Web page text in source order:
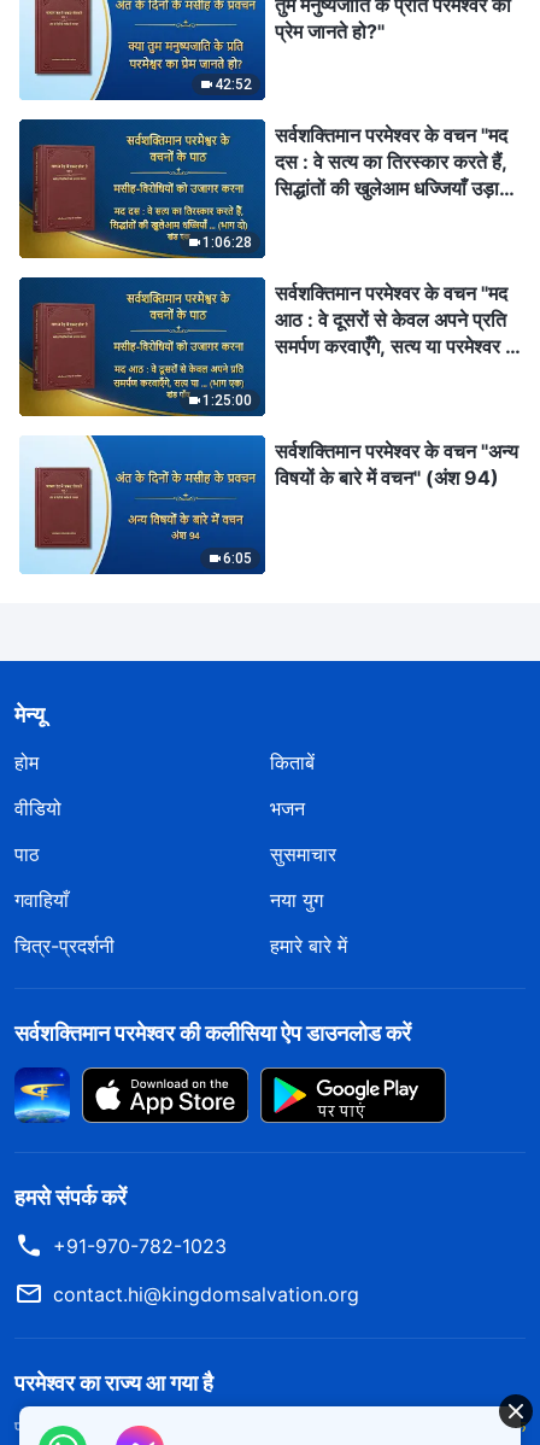
42:52
प्रेम जानते हो?"
1:06:28
सर्वशक्तिमान परमेश्वर के वचन "मद
दस : वे सत्य का तिरस्कार करते हैं,
सिद्धांतों की खुलेआम धज्जियाँ उड़ाते
1:25:00
सर्वशक्तिमान परमेश्वर के वचन "मद
आठ : वे दूसरों से केवल अपने प्रति
समर्पण करवाएँगे, सत्य या परमेश्वर के
6:05
सर्वशक्तिमान परमेश्वर के वचन "अन्य
विषयों के बारे में वचन" (अंश 94)
मेन्यू
होम
किताबें
वीडियो
भजन
पाठ
सुसमाचार
गवाहियाँ
नया युग
चित्र-प्रदर्शनी
हमारे बारे में
सर्वशक्तिमान परमेश्वर की कलीसिया ऐप डाउनलोड करें
हमसे संपर्क करें
+91-970-782-1023
contact.hi@kingdomsalvation.org
परमेश्वर का राज्य आ गया है
परमेश्वर का राज्य पृथ्वी पर आ गया है! क्या आप इसमें प्रवेश करना चाहते हैं?
और अधिक